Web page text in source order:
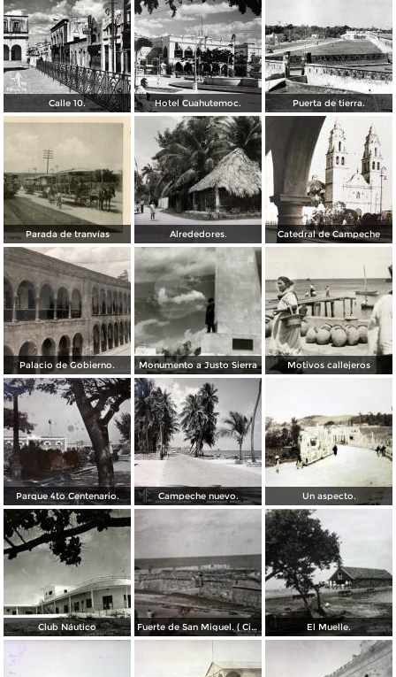
Calle 10. Hotel Cuahutemoc. Puerta de tierra.
Parada de tranvías Alrededores. Catedral de Campeche
Palacio de Gobierno. Monumento a Justo Sierra Motivos callejeros
Parque 4to Centenario. Campeche nuevo. Un aspecto.
Club Náutico Fuerte de San Miguel. ( Circulada el 30 de Junio de 1947 ). El Muelle.